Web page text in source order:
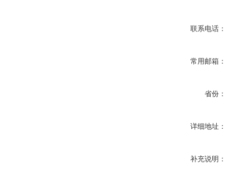
联系电话：
常用邮箱：
省份：
详细地址：
补充说明：